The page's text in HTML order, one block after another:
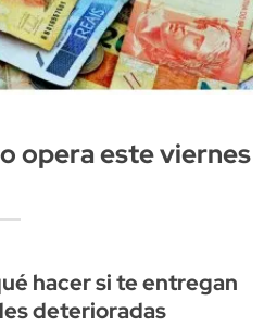
opera este viernes
hacer si te entregan
deterioradas